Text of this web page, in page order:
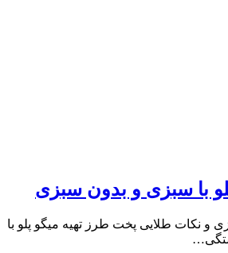
با سبزی و بدون سبزی
و نکات طلایی پخت طرز تهیه میگو پلو با